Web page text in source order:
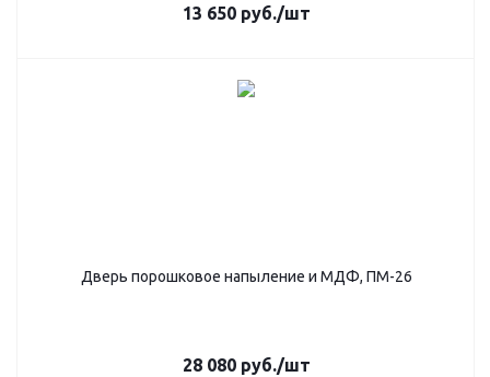
13 650руб./шт
Дверь порошковое напыление и МДФ, ПМ-26
28 080руб./шт